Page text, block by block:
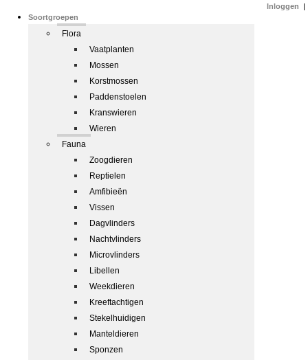
Soortgroepen
Flora
Vaatplanten
Mossen
Korstmossen
Paddenstoelen
Kranswieren
Wieren
Fauna
Zoogdieren
Reptielen
Amfibieën
Vissen
Dagvlinders
Nachtvlinders
Microvlinders
Libellen
Weekdieren
Kreeftachtigen
Stekelhuidigen
Manteldieren
Sponzen
Inloggen |